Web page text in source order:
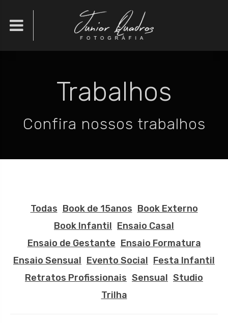

Trabalhos
Confira nossos trabalhos
Todas Book de 15anos Book Externo
Book Infantil Ensaio Casal
Ensaio de Gestante Ensaio Formatura
Ensaio Sensual Evento Social Festa Infantil
Retratos Profissionais Sensual Studio
Trilha